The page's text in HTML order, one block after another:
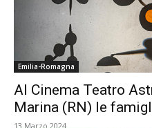
Emilia-Romagna
Al Cinema Teatro
Marina (RN) le
13 Marzo 2024